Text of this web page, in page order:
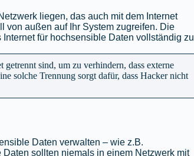
liegen, das auch mit dem Internet
von außen auf Ihr System zugreifen. Die
für hochsensible Daten vollständig zu
sind, um zu verhindern, dass externe
solche Trennung sorgt dafür, dass Hacker nicht
Daten verwalten – wie z.B.
sollten niemals in einem Netzwerk mit